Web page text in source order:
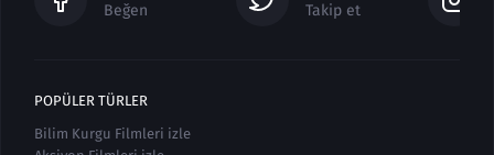
Beğen Takip et
POPÜLER TÜRLER
Bilim Kurgu Filmleri izle